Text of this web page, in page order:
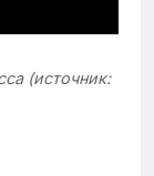
(источник: